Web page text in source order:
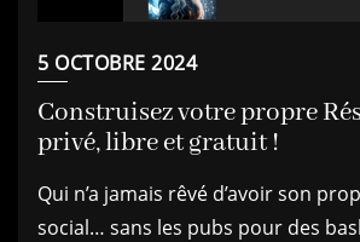
5 OCTOBRE 2024
Construisez votre propre
privé, libre et gratuit !
Qui n’a jamais rêvé d’avoir son
social… sans les pubs pour des